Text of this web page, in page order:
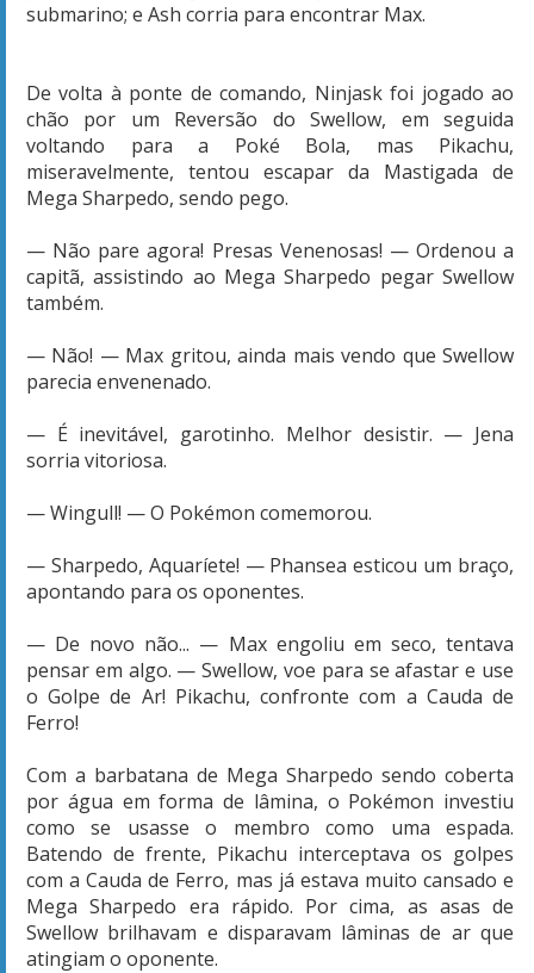
submarino; e Ash corria para encontrar Max.
De volta à ponte de comando, Ninjask foi jogado ao
chão por um Reversão do Swellow, em seguida
voltando para a Poké Bola, mas Pikachu,
miseravelmente, tentou escapar da Mastigada de
Mega Sharpedo, sendo pego.
— Não pare agora! Presas Venenosas! — Ordenou a
capitã, assistindo ao Mega Sharpedo pegar Swellow
também.
— Não! — Max gritou, ainda mais vendo que Swellow
parecia envenenado.
— É inevitável, garotinho. Melhor desistir. — Jena
sorria vitoriosa.
— Wingull! — O Pokémon comemorou.
— Sharpedo, Aquaríete! — Phansea esticou um braço,
apontando para os oponentes.
— De novo não... — Max engoliu em seco, tentava
pensar em algo. — Swellow, voe para se afastar e use
o Golpe de Ar! Pikachu, confronte com a Cauda de
Ferro!
Com a barbatana de Mega Sharpedo sendo coberta
por água em forma de lâmina, o Pokémon investiu
como se usasse o membro como uma espada.
Batendo de frente, Pikachu interceptava os golpes
com a Cauda de Ferro, mas já estava muito cansado e
Mega Sharpedo era rápido. Por cima, as asas de
Swellow brilhavam e disparavam lâminas de ar que
atingiam o oponente.